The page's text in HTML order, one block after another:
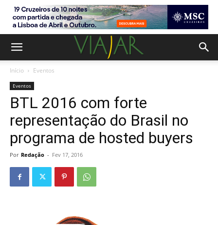
Início Eventos
Eventos
BTL 2016 com forte
representação do Brasil no
programa de hosted buyers
Por Redação - Fev 17, 2016